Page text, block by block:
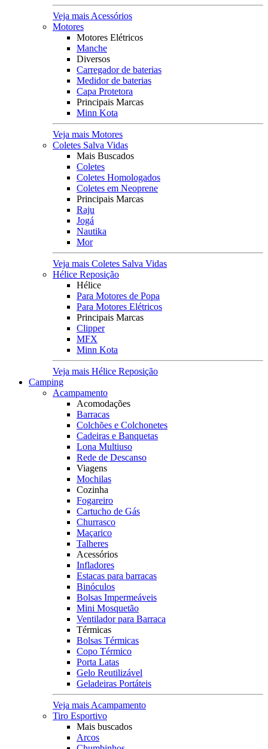
Veja mais Acessórios
Motores
Motores Elétricos
Manche
Diversos
Carregador de baterias
Medidor de baterias
Capa Protetora
Principais Marcas
Minn Kota
Veja mais Motores
Coletes Salva Vidas
Mais Buscados
Coletes
Coletes Homologados
Coletes em Neoprene
Principais Marcas
Raju
Jogá
Nautika
Mor
Veja mais Coletes Salva Vidas
Hélice Reposição
Hélice
Para Motores de Popa
Para Motores Elétricos
Principais Marcas
Clipper
MFX
Minn Kota
Veja mais Hélice Reposição
Camping
Acampamento
Acomodações
Barracas
Colchões e Colchonetes
Cadeiras e Banquetas
Lona Multiuso
Rede de Descanso
Viagens
Mochilas
Cozinha
Fogareiro
Cartucho de Gás
Churrasco
Maçarico
Talheres
Acessórios
Infladores
Estacas para barracas
Binóculos
Bolsas Impermeáveis
Mini Mosquetão
Ventilador para Barraca
Térmicas
Bolsas Térmicas
Copo Térmico
Porta Latas
Gelo Reutilizável
Geladeiras Portáteis
Veja mais Acampamento
Tiro Esportivo
Mais buscados
Arcos